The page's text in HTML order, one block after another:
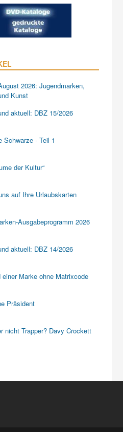
2026: Jugendmarken,
Kunst
aktuell: DBZ 15/2026
Schwarze - Teil 1
der Kultur“
auf Ihre Urlaubskarten
Ausgabeprogramm 2026
aktuell: DBZ 14/2026
einer Marke ohne Matrixcode
Präsident
nicht Trapper? Davy Crockett